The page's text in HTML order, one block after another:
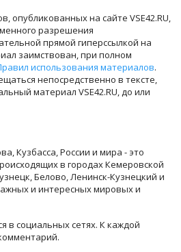
опубликованных на сайте VSE42.RU,
разрешения
прямой гиперссылкой на
заимствован, при полном
использования материалов.
непосредственно в тексте,
материал VSE42.RU, до или
Кузбасса, России и мира - это
в городах Кемеровской
Белово, Ленинск-Кузнецкий и
и интересных мировых и
в социальных сетях. К каждой